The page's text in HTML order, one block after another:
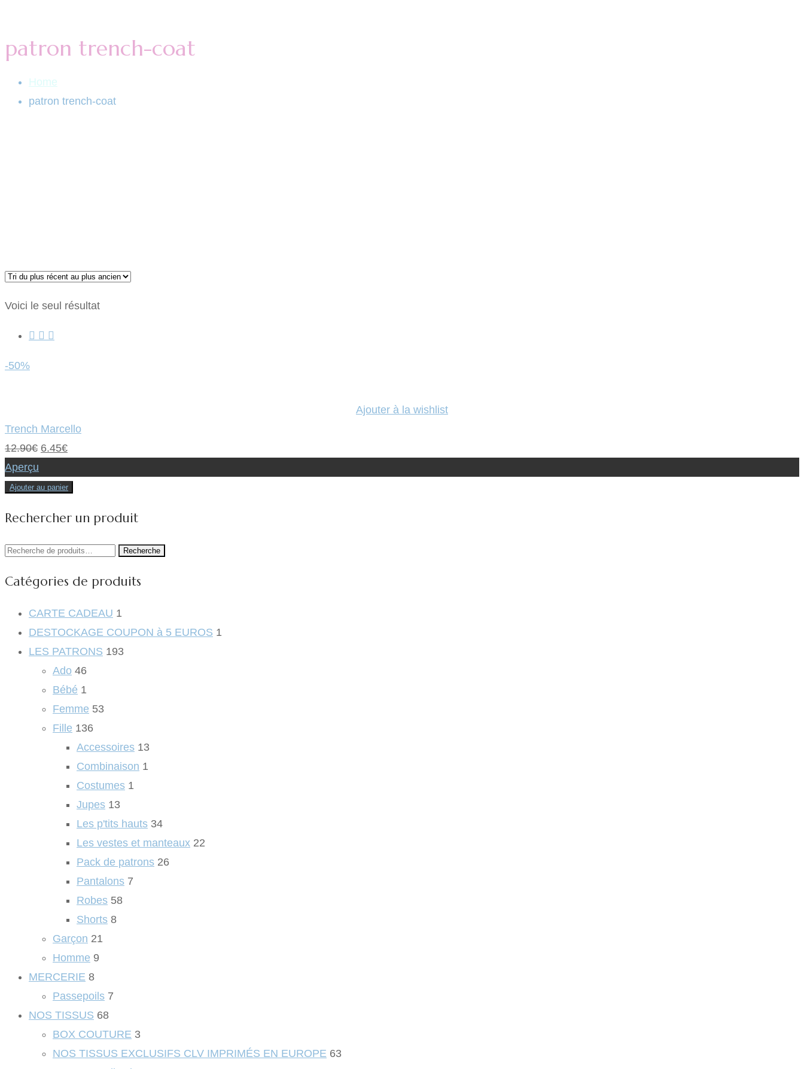
patron trench-coat
Home
patron trench-coat
Voici le seul résultat
-50%
Ajouter à la wishlist
Trench Marcello
12.90€ Le
initial
12.90€.
6.45€Le
actuel
6.45€.
Aperçu
Ajouter au panier
Rechercher un produit
Recherche
Recherche
Catégories de produits
CARTE CADEAU 1
DESTOCKAGE COUPON à 5 EUROS 1
LES PATRONS 193
Ado 46
Bébé 1
Femme 53
Fille 136
Accessoires 13
Combinaison 1
Costumes 1
Jupes 13
Les p'tits hauts 34
Les vestes et manteaux 22
Pack de patrons 26
Pantalons 7
Robes 58
Shorts 8
Garçon 21
Homme 9
MERCERIE 8
Passepoils 7
NOS TISSUS 68
BOX COUTURE 3
NOS TISSUS EXCLUSIFS CLV IMPRIMÉS EN EUROPE 63